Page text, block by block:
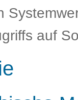
auf